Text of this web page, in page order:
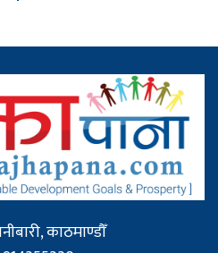
काठमाण्डौँ